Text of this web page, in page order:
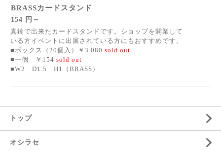
BRASSカードスタンド
154 円～
真鍮で出来たカードスタンドです。ショップを開業して
いる方イベントに出展されている方にもおすすめです。
■ボックス（20個入）￥3.080 sold out
■一個 ￥154 sold out
■W2 D1.5 H1（BRASS）
トップ
オシラセ